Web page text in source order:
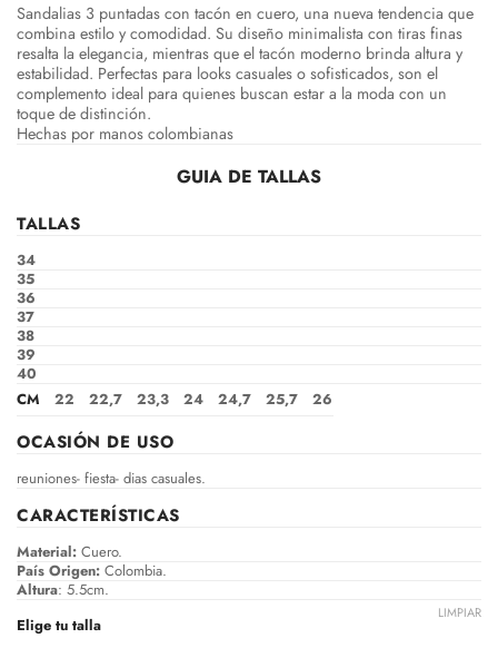
Sandalias 3 puntadas con tacón en cuero, una nueva tendencia que
combina estilo y comodidad. Su diseño minimalista con tiras finas
resalta la elegancia, mientras que el tacón moderno brinda altura y
estabilidad. Perfectas para looks casuales o sofisticados, son el
complemento ideal para quienes buscan estar a la moda con un
toque de distinción.
Hechas por manos colombianas
GUIA DE TALLAS
TALLAS
34
35
36
37
38
39
40
CM
22 22,7 23,3 24 24,7 25,7 26
OCASIÓN DE USO
reuniones- fiesta- dias casuales.
CARACTERÍSTICAS
Material: Cuero.
País Origen: Colombia.
Altura: 5.5cm.
Elige tu talla
LIMPIAR